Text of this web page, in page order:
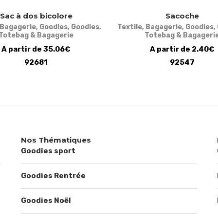
Sac à dos bicolore
, Goodies, Goodies,
& Bagagerie
A partir de 35.06€
92681
Sacoche
Textile, Bagagerie, Goodies,
Totebag &
A partir de 2.40€
92547
Nos Thématiques
Goodies sport
Goodies Rentrée
Goodies Noël